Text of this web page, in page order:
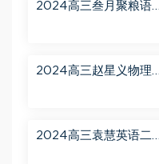
2024高三叁月聚粮语文
2024高三赵星义物理二
2024高三袁慧英语二轮